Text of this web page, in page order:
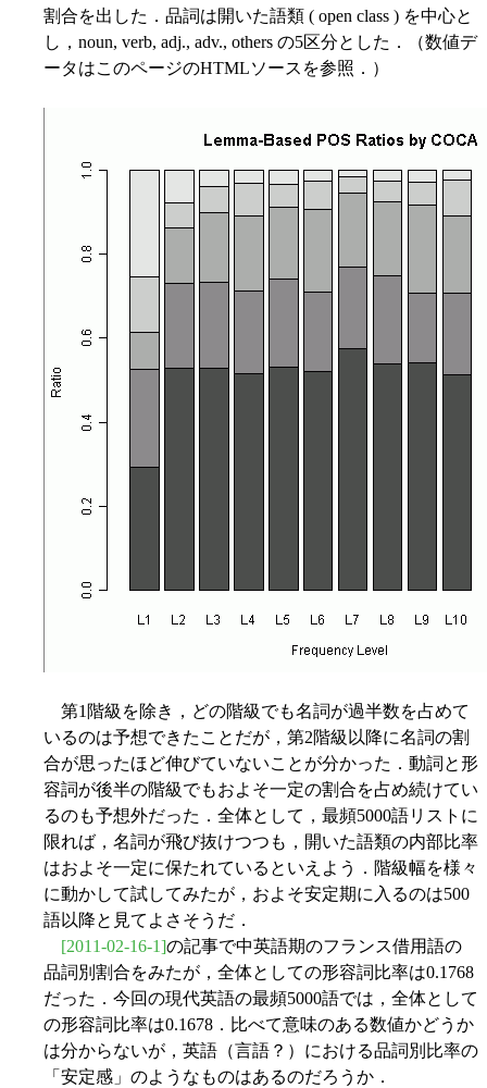
割合を出した．品詞は開いた語類 ( open class ) を中心と
し，noun, verb, adj., adv., others の5区分とした．（数値デ
ータはこのページのHTMLソースを参照．）
第1階級を除き，どの階級でも名詞が過半数を占めて
いるのは予想できたことだが，第2階級以降に名詞の割
合が思ったほど伸びていないことが分かった．動詞と形
容詞が後半の階級でもおよそ一定の割合を占め続けてい
るのも予想外だった．全体として，最頻5000語リストに
限れば，名詞が飛び抜けつつも，開いた語類の内部比率
はおよそ一定に保たれているといえよう．階級幅を様々
に動かして試してみたが，およそ安定期に入るのは500
語以降と見てよさそうだ．
[2011-02-16-1]の記事で中英語期のフランス借用語の
品詞別割合をみたが，全体としての形容詞比率は0.1768
だった．今回の現代英語の最頻5000語では，全体として
の形容詞比率は0.1678．比べて意味のある数値かどうか
は分からないが，英語（言語？）における品詞別比率の
「安定感」のようなものはあるのだろうか．